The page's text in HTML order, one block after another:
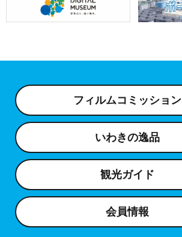
フィルムコミッション
いわきの逸品
観光ガイド
会員情報